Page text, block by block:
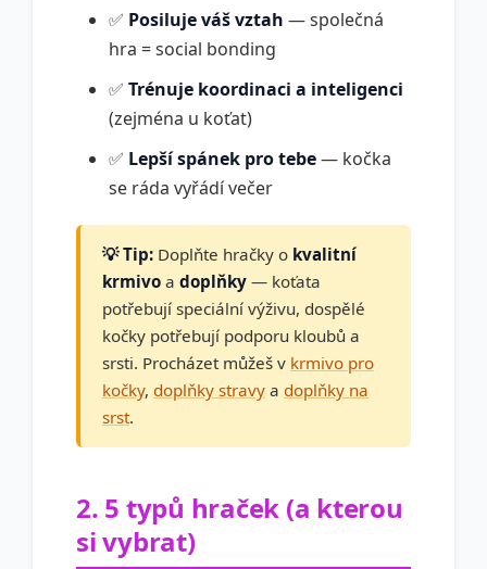
✅ Posiluje váš vztah — společná
hra = social bonding
✅ Trénuje koordinaci a inteligenci
(zejména u koťat)
✅ Lepší spánek pro tebe— kočka
se ráda vyřádí večer
💡 Tip: Doplňte hračky o kvalitní
krmivo a doplňky — koťata
potřebují speciální výživu, dospělé
kočky potřebují podporu kloubů a
srsti. Procházet můžeš v krmivo pro
kočky, doplňky stravy a doplňky na
srst.
2. 5 typů hraček (a kterou
si vybrat)